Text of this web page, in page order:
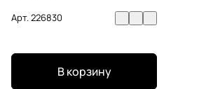
Арт.226830
В корзину